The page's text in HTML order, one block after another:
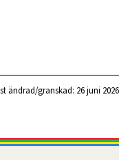
ändrad/granskad: 26 juni 2026